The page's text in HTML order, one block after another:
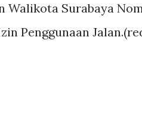
Surabaya
Penggunaan